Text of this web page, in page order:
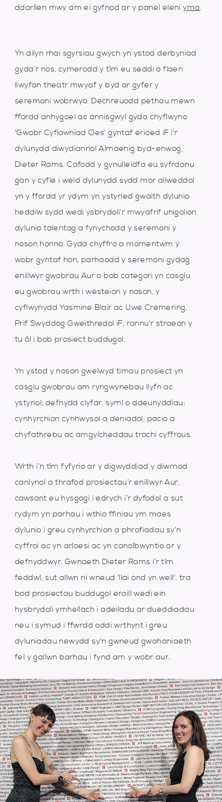
ddarllen mwy am ei gyfnod ar y panel eleniyma.
Yn dilyn rhai sgyrsiau gwych yn ystod derbyniad
gyda’r nos, cymerodd y tîm eu seddi o flaen
llwyfan theatr mwyaf y byd ar gyfer y
seremoni wobrwyo. Dechreuodd pethau mewn
ffordd anhygoel ac annisgwyl gyda chyflwyno
'Gwobr Cyflawniad Oes' gyntaf erioed iF i'r
dylunydd diwydiannol Almaenig byd-enwog,
Dieter Rams. Cafodd y gynulleidfa eu syfrdanu
gan y cyfle i weld dylunydd sydd mor allweddol
yn y ffordd yr ydym yn ystyried gwaith dylunio
heddiw sydd wedi ysbrydoli’r mwyafrif unigolion
dylunio talentog a fynychodd y seremoni y
noson honno. Gyda chyffro a momentwm y
wobr gyntaf hon, parhaodd y seremoni gydag
enillwyr gwobrau Aur o bob categori yn casglu
eu gwobrau wrth i westeion y noson, y
cyflwynydd Yasmine Blair ac Uwe Cremering,
Prif Swyddog Gweithredol iF, rannu'r straeon y
tu ôl i bob prosiect buddugol.
Yn ystod y noson gwelwyd timau prosiect yn
casglu gwobrau am ryngwynebau llyfn ac
ystyriol; defnydd clyfar, syml o ddeunyddiau;
cynhyrchion cynhwysol a deniadol; pacio a
chyfathrebu ac amgylcheddau trochi cyffrous.
Wrth i’n tîm fyfyrio ar y digwyddiad y diwrnod
canlynol a thrafod prosiectau’r enillwyr Aur,
cawsant eu hysgogi i edrych i’r dyfodol a sut
rydym yn parhau i wthio ffiniau ym maes
dylunio i greu cynhyrchion a phrofiadau sy’n
cyffroi ac yn arloesi ac yn canolbwyntio ar y
defnyddwyr. Gwnaeth Dieter Rams i’r tîm
feddwl, sut allwn ni wneud 'llai ond yn well', tra
bod prosiectau buddugol eraill wedi ein
hysbrydoli ymhellach i adeiladu ar dueddiadau
neu i symud i ffwrdd oddi wrthynt i greu
dyluniadau newydd sy'n gwneud gwahaniaeth
fel y gallwn barhau i fynd am y wobr aur.